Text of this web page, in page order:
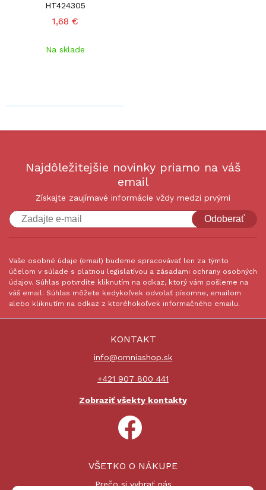
HT424305
1,68 €
Na sklade
Najdôležitejšie novinky priamo na váš
email
Získajte zaujímavé informácie vždy medzi prvými
Odoberať
Vaše osobné údaje (email) budeme spracovávať len za týmto
účelom v súlade s platnou legislatívou a zásadami ochrany osobných
údajov. Súhlas potvrdíte kliknutím na odkaz, ktorý vám pošleme na
váš email. Súhlas môžete kedykoľvek odvolať písomne, emailom
alebo kliknutím na odkaz z ktoréhokoľvek informačného emailu.
KONTAKT
info@omniashop.sk
+421 907 800 441
Zobraziť všekty kontakty
VŠETKO O NÁKUPE
Prečo si vybrať nás